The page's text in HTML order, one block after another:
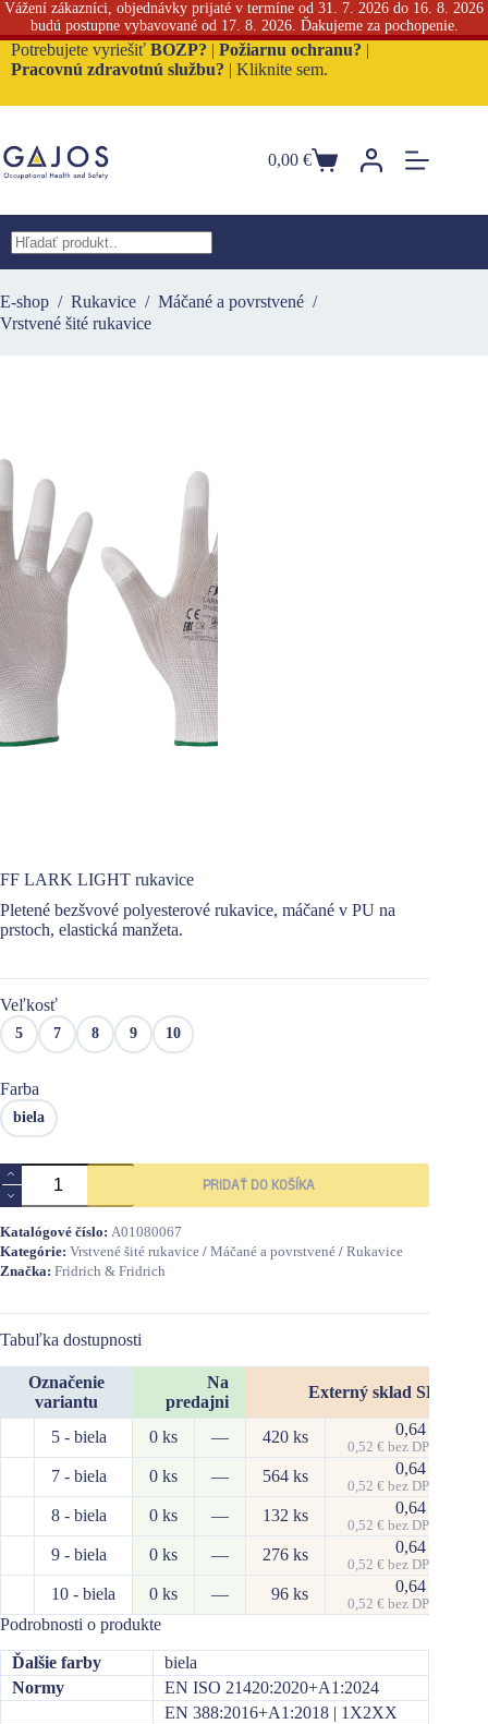
Vážení zákazníci, objednávky prijaté v termíne od 31. 7. 2026 do 16. 8. 2026
budú postupne vybavované od 17. 8. 2026. Ďakujeme za pochopenie.
Skip
to
Potrebujete vyriešiť BOZP? | Požiarnu ochranu? |
Pracovnú zdravotnú službu? | Kliknite sem.
Nákupný
0,00€
E-shop / Rukavice / Máčané a povrstvené /
Vrstvené šité rukavice
FF LARK LIGHT rukavice
Pletené bezšvové polyesterové rukavice, máčané v PU na
prstoch, elastická manžeta.
Veľkosť
5 7 8 9 10
Farba
biela
množstvo
FF
LARK
LIGHT
rukavice
PRIDAŤ DO KOŠÍKA
Katalógové číslo: A01080067
Kategórie: Vrstvené šité rukavice / Máčané a povrstvené / Rukavice
Značka: Fridrich & Fridrich
Tabuľka dostupnosti
Označenie
variantu
Na
predajni
Externý sklad SK
5 - biela 0 ks — 420 ks 0,64
0,52 € bez DPH
7 - biela 0 ks — 564 ks 0,64
0,52 € bez DPH
8 - biela 0 ks — 132 ks 0,64
0,52 € bez DPH
9 - biela 0 ks — 276 ks 0,64
0,52 € bez DPH
10 - biela 0 ks — 96 ks 0,64
0,52 € bez DPH
Podrobnosti o produkte
Ďalšie farby
biela
Normy
EN ISO 21420:2020+A1:2024
EN 388:2016+A1:2018 | 1X2XX